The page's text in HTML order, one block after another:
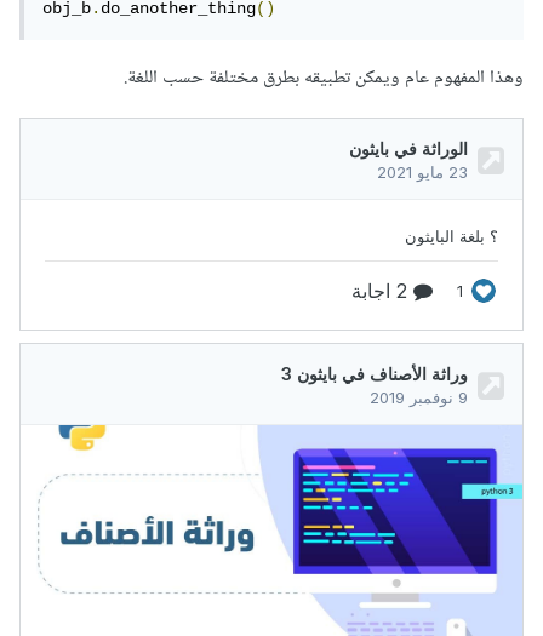
obj_b.do_another_thing()
وهذا المفهوم عام ويمكن تطبيقه بطرق مختلفة حسب اللغة.